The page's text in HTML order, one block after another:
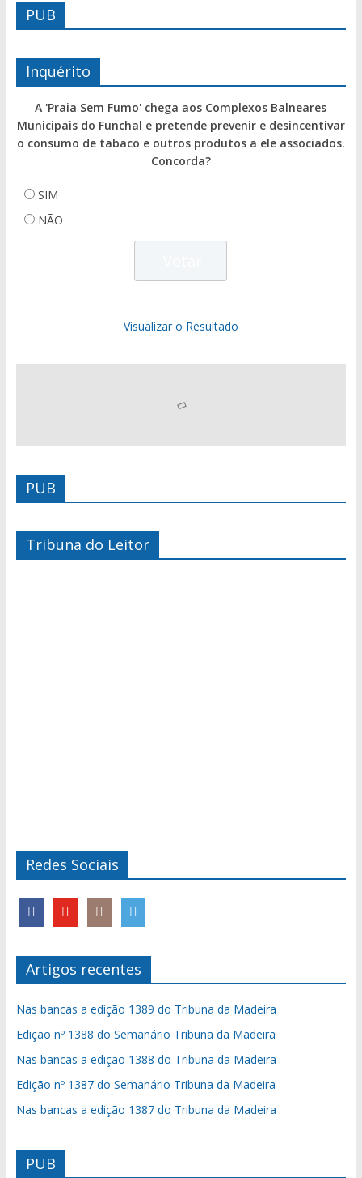
PUB
Inquérito
A 'Praia Sem Fumo' chega aos Complexos Balneares
Municipais do Funchal e pretende prevenir e desincentivar
o consumo de tabaco e outros produtos a ele associados.
Concorda?
SIM
NÃO
Visualizar o Resultado
PUB
Tribuna do Leitor
Redes Sociais
Artigos recentes
Nas bancas a edição 1389 do Tribuna da Madeira
Edição nº 1388 do Semanário Tribuna da Madeira
Nas bancas a edição 1388 do Tribuna da Madeira
Edição nº 1387 do Semanário Tribuna da Madeira
Nas bancas a edição 1387 do Tribuna da Madeira
PUB